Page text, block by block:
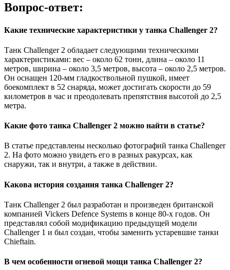
Вопрос-ответ:
Какие технические характеристики у танка Challenger 2?
Танк Challenger 2 обладает следующими техническими
характеристиками: вес – около 62 тонн, длина – около 11
метров, ширина – около 3,5 метров, высота – около 2,5 метров.
Он оснащен 120-мм гладкоствольной пушкой, имеет
боекомплект в 52 снаряда, может достигать скорости до 59
километров в час и преодолевать препятствия высотой до 2,5
метра.
Какие фото танка Challenger 2 можно найти в статье?
В статье представлены несколько фотографий танка Challenger
2. На фото можно увидеть его в разных ракурсах, как
снаружи, так и внутри, а также в действии.
Какова история создания танка Challenger 2?
Танк Challenger 2 был разработан и произведен британской
компанией Vickers Defence Systems в конце 80-х годов. Он
представлял собой модификацию предыдущей модели
Challenger 1 и был создан, чтобы заменить устаревшие танки
Chieftain.
В чем особенности огневой мощи танка Challenger 2?